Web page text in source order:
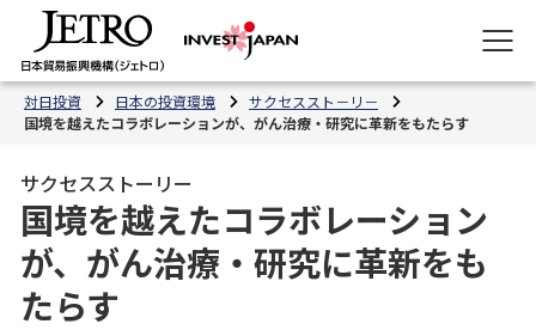
対日投資 日本の投資環境
サクセススト－リ－
国境を越えたコラボレーションが、がん治療・研究に革新をもたらす
サクセスストーリー
国境を越えたコラボレーション
が、がん治療・研究に革新をも
たらす